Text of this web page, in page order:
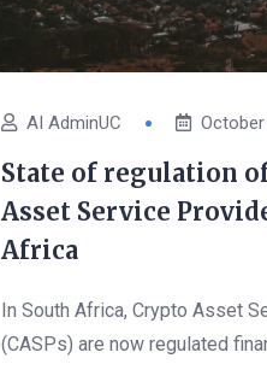
AI AdminUC
State of regulation
Asset Service
Africa
In South Africa, Crypto Asset
(CASPs) are now regulated